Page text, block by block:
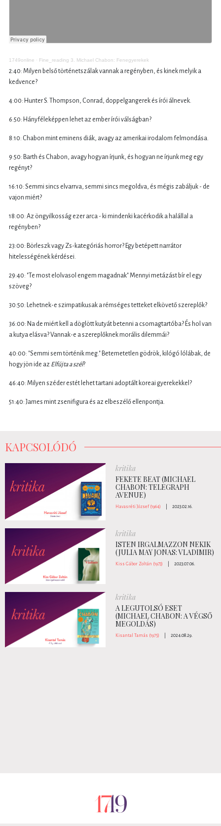
1749online · Fine_reading 3. Michael Chabon: Fenegyerekek
2:40: Milyen belső történetszálak vannak a regényben, és kinek melyik a
kedvence?
4:00: Hunter S. Thompson, Conrad, doppelgangerek és írói álnevek.
6:50: Hányféleképpen lehet az ember írói válságban?
8:10: Chabon mint eminens diák, avagy az amerikai irodalom felmondása.
9:50: Barth és Chabon, avagy hogyan írjunk, és hogyan ne írjunk meg egy
regényt?
16:10: Semmi sincs elvarrva, semmi sincs megoldva, és mégis zabáljuk - de
vajon miért?
18:00: Az öngyilkosság ezer arca - ki mindenki kacérkodik a halállal a
regényben?
23:00: Börleszk vagy Zs-kategóriás horror? Egy betépett narrátor
hitelességének kérdései.
29:40: "Te most elolvasol engem magadnak" Mennyi metázást bír el egy
szöveg?
30:50: Lehetnek-e szimpatikusak a rémséges tetteket elkövető szereplők?
36:00: Na de miért kell a döglött kutyát betenni a csomagtartóba? És hol van
a kutya elásva? Vannak-e a szereplőknek morális dilemmái?
40:00: "Semmi sem történik meg." Betemetetlen gödrök, kilógó lólábak, de
hogy jön ide az Elfújta a szél?
46:40: Milyen széder estét lehet tartani adoptált koreai gyerekekkel?
51:40: James mint zsenifigura és az elbeszélő ellenpontja.
KAPCSOLÓDÓ
kritika
FEKETE BEAT (MICHAEL
CHABON: TELEGRAPH
AVENUE)
Havasréti József (1964) 2023.02.16.
kritika
ISTEN IRGALMAZZON NEKIK
(JULIA MAY JONAS: VLADIMIR)
Kiss Gábor Zoltán (1973) 2023.07.06.
kritika
A LEGUTOLSÓ ESET
(MICHAEL CHABON: A VÉGSŐ
MEGOLDÁS)
Kisantal Tamás (1975) 2024.08.29.